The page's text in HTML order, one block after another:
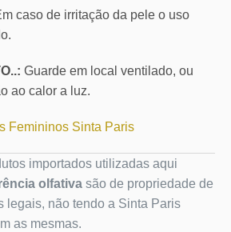
caso de irritação da pele o uso
Guarde em local ventilado, ou
ao calor a luz.
Femininos Sinta Paris
importados utilizadas aqui
olfativa são de propriedade de
legais, não tendo a Sinta Paris
as mesmas.